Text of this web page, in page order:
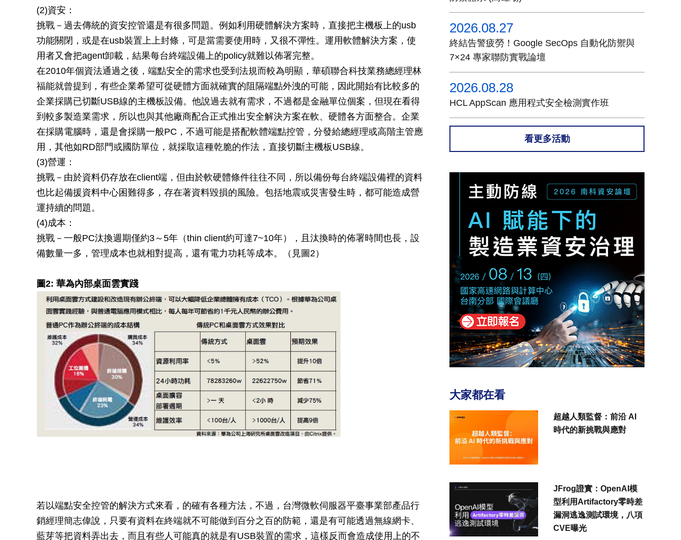
(2)資安：
挑戰－過去傳統的資安控管還是有很多問題。例如利用硬體解決方案時，直接把主機板上的usb
功能關閉，或是在usb裝置上上封條，可是當需要使用時，又很不彈性。運用軟體解決方案，使
用者又會把agent卸載，結果每台終端設備上的policy就難以佈署完整。
在2010年個資法通過之後，端點安全的需求也受到法規而較為明顯，華碩聯合科技業務總經理林
福能就曾提到，有些企業希望可從硬體方面就確實的阻隔端點外洩的可能，因此開始有比較多的
企業採購已切斷USB線的主機板設備。他說過去就有需求，不過都是金融單位個案，但現在看得
到較多製造業需求，所以也與其他廠商配合正式推出安全解決方案在軟、硬體各方面整合。企業
在採購電腦時，還是會採購一般PC，不過可能是搭配軟體端點控管，分發給總經理或高階主管應
用，其他如RD部門或國防單位，就採取這種乾脆的作法，直接切斷主機板USB線。
(3)營運：
挑戰－由於資料仍存放在client端，但由於軟硬體條件往往不同，所以備份每台終端設備裡的資料
也比起備援資料中心困難得多，存在著資料毀損的風險。包括地震或災害發生時，都可能造成營
運持續的問題。
(4)成本：
挑戰－一般PC汰換週期僅約3～5年（thin client約可達7~10年），且汰換時的佈署時間也長，設
備數量一多，管理成本也就相對提高，還有電力功耗等成本。（見圖2）
圖2: 華為內部桌面雲實踐
若以端點安全控管的解決方式來看，的確有各種方法，不過，台灣微軟伺服器平臺事業部產品行
銷經理簡志偉說，只要有資料在終端就不可能做到百分之百的防範，還是有可能透過無線網卡、
藍芽等把資料弄出去，而且有些人可能真的就是有USB裝置的需求，這樣反而會造成使用上的不
2026.08.27
終結告警疲勞！Google SecOps 自動化防禦與
7×24 專家聯防實戰論壇
2026.08.28
HCL AppScan 應用程式安全檢測實作班
看更多活動
大家都在看
超越人類監督：前沿 AI
時代的新挑戰與應對
JFrog證實：OpenAI模
型利用Artifactory零時差
漏洞逃逸測試環境，八項
CVE曝光